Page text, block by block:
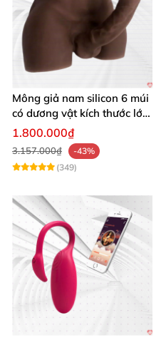
Mông giả nam silicon 6 múi
có dương vật kích thước lớn
cực thật
1.800.000₫
3.157.000₫
-43%
(349)